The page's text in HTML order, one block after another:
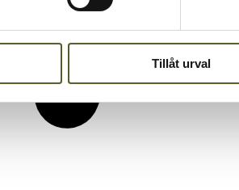
Tillåt urval